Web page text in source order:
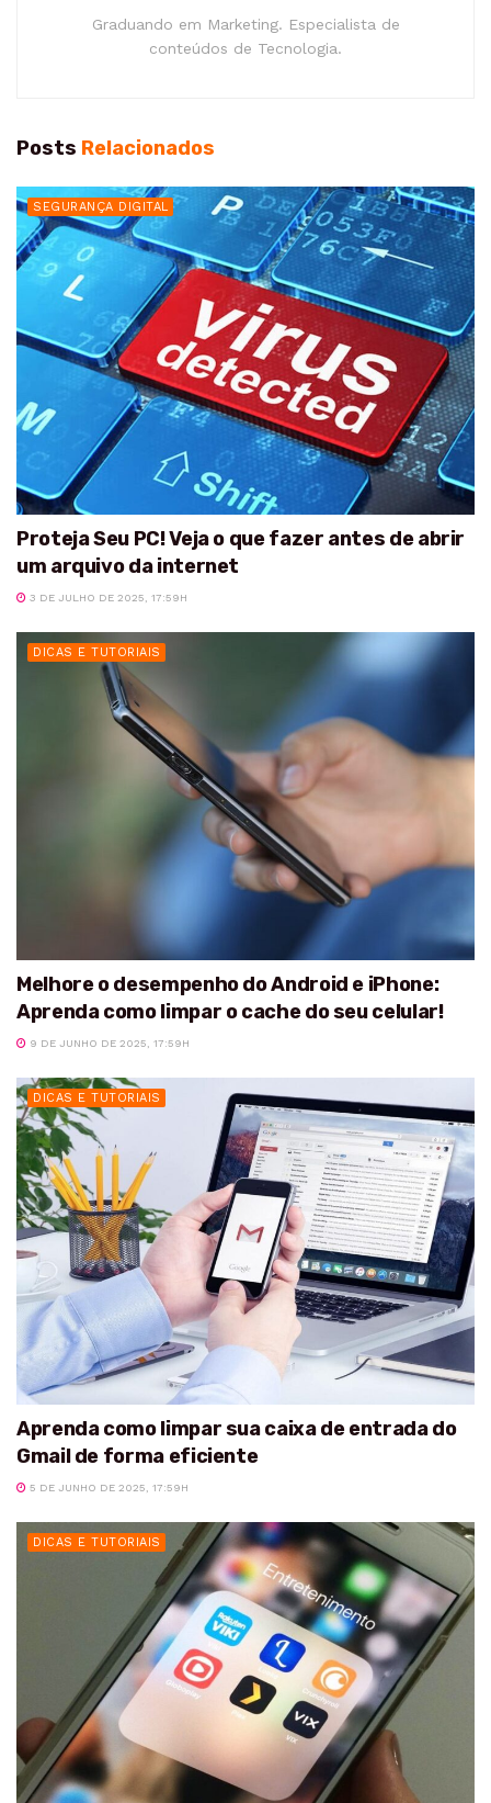
Graduando em Marketing. Especialista de
conteúdos de Tecnologia.
Posts Relacionados
SEGURANÇA DIGITAL
Proteja Seu PC! Veja o que fazer antes de abrir
um arquivo da internet
3 DE JULHO DE 2025, 17:59H
DICAS E TUTORIAIS
Melhore o desempenho do Android e iPhone:
Aprenda como limpar o cache do seu celular!
9 DE JUNHO DE 2025, 17:59H
DICAS E TUTORIAIS
Aprenda como limpar sua caixa de entrada do
Gmail de forma eficiente
5 DE JUNHO DE 2025, 17:59H
DICAS E TUTORIAIS